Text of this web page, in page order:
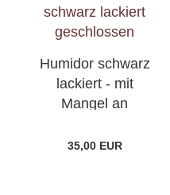
Humidor schwarz
lackiert - mit
Mangel an
35,00 EUR